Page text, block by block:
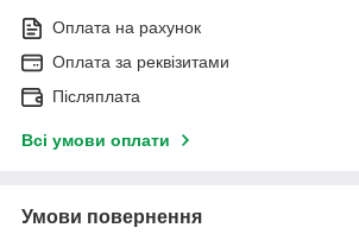
Оплата на рахунок
Оплата за реквізитами
Післяплата
Всі умови оплати
Умови повернення